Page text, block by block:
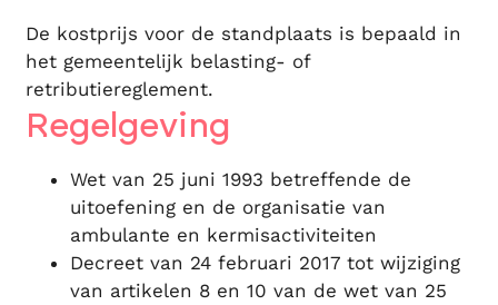
De kostprijs voor de standplaats is bepaald in
het gemeentelijk belasting- of
retributiereglement.
Regelgeving
Wet van 25 juni 1993 betreffende de
uitoefening en de organisatie van
ambulante en kermisactiviteiten
Decreet van 24 februari 2017 tot wijziging
van artikelen 8 en 10 van de wet van 25